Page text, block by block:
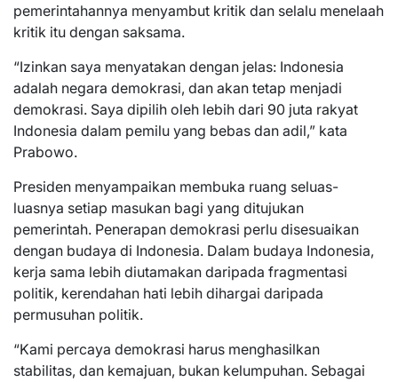
pemerintahannya menyambut kritik dan selalu menelaah
kritik itu dengan saksama.
“Izinkan saya menyatakan dengan jelas: Indonesia
adalah negara demokrasi, dan akan tetap menjadi
demokrasi. Saya dipilih oleh lebih dari 90 juta rakyat
Indonesia dalam pemilu yang bebas dan adil,” kata
Prabowo.
Presiden menyampaikan membuka ruang seluas-
luasnya setiap masukan bagi yang ditujukan
pemerintah. Penerapan demokrasi perlu disesuaikan
dengan budaya di Indonesia. Dalam budaya Indonesia,
kerja sama lebih diutamakan daripada fragmentasi
politik, kerendahan hati lebih dihargai daripada
permusuhan politik.
“Kami percaya demokrasi harus menghasilkan
stabilitas, dan kemajuan, bukan kelumpuhan. Sebagai